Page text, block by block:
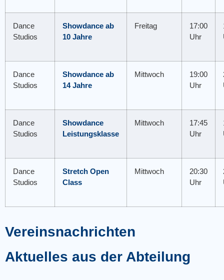
Dance
Studios
Showdance ab
10 Jahre
Freitag
17:00
Uhr
Dance
Studios
Showdance ab
14 Jahre
Mittwoch
19:00
Uhr
Dance
Studios
Showdance
Leistungsklasse
Mittwoch
17:45
Uhr
Dance
Studios
Stretch Open
Class
Mittwoch
20:30
Uhr
Vereinsnachrichten
Aktuelles aus der Abteilung